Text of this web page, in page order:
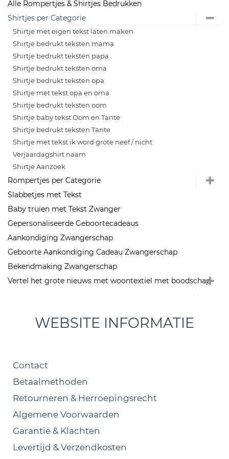
Alle Rompertjes & Shirtjes Bedrukken
Shirtjes per Categorie
Shirtje met eigen tekst laten maken
Shirtje bedrukt teksten mama
Shirtje bedrukt teksten papa
Shirtje bedrukt teksten oma
Shirtje bedrukt teksten opa
Shirtje met tekst opa en oma
Shirtje bedrukt teksten oom
Shirtje baby tekst Oom en Tante
Shirtje bedrukt teksten Tante
Shirtje met tekst ik word grote neef / nicht
Verjaardagshirt naam
Shirtje Aanzoek
Rompertjes per Categorie
Slabbetjes met Tekst
Baby truien met Tekst Zwanger
Gepersonaliseerde Geboortecadeaus
Aankondiging Zwangerschap
Geboorte Aankondiging Cadeau Zwangerschap
Bekendmaking Zwangerschap
Vertel het grote nieuws met woontextiel met boodschap
WEBSITE INFORMATIE
Contact
Betaalmethoden
Retourneren & Herroepingsrecht
Algemene Voorwaarden
Garantie & Klachten
Levertijd & Verzendkosten